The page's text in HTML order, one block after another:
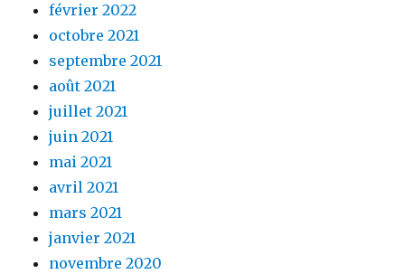
février 2022
octobre 2021
septembre 2021
août 2021
juillet 2021
juin 2021
mai 2021
avril 2021
mars 2021
janvier 2021
novembre 2020